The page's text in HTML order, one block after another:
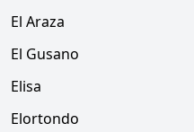
El Araza
El Gusano
Elisa
Elortondo